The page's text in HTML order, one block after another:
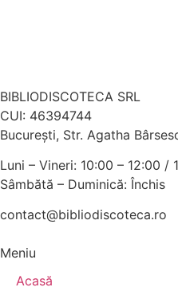
BIBLIODISCOTECA SRL
CUI: 46394744
Bucureşti, Str. Agatha
Luni – Vineri: 10:00 – 12:00 /
Sâmbătă – Duminică: Închis
contact@bibliodiscoteca.ro
Meniu
Acasă